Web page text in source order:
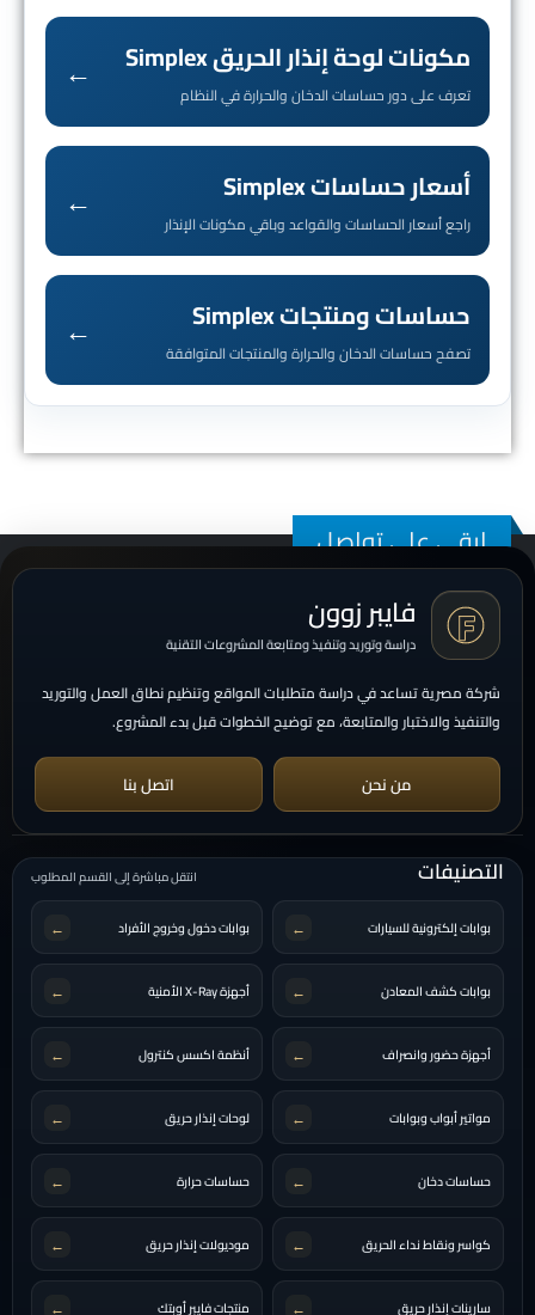
مكونات لوحة إنذار الحريق Simplex
تعرف على دور حساسات الدخان والحرارة في النظام ←
أسعار حساسات Simplex
راجع أسعار الحساسات والقواعد وباقي مكونات الإنذار ←
حساسات ومنتجات Simplex
تصفح حساسات الدخان والحرارة والمنتجات المتوافقة ←
ابقى على تواصل
فايبر زوون
دراسة وتوريد وتنفيذ ومتابعة المشروعات التقنية
شركة مصرية تساعد في دراسة متطلبات المواقع وتنظيم نطاق العمل والتوريد
والتنفيذ والاختبار والمتابعة، مع توضيح الخطوات قبل بدء المشروع.
من نحن اتصل بنا
التصنيفات انتقل مباشرة إلى القسم المطلوب
بوابات إلكترونية للسيارات ← بوابات دخول وخروج الأفراد ←
بوابات كشف المعادن ← أجهزة X-Ray الأمنية ←
أجهزة حضور وانصراف ← أنظمة اكسس كنترول ←
مواتير أبواب وبوابات ← لوحات إنذار حريق ←
حساسات دخان ← حساسات حرارة ←
كواسر ونقاط نداء الحريق ← موديولات إنذار حريق ←
سارينات إنذار حريق ← منتجات فايبر أوبتك ←